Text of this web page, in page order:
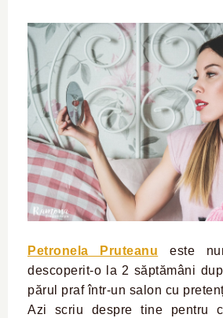
Petronela Pruteanu este
descoperit-o la 2 săptămâni
părul praf într-un salon cu
Azi scriu despre tine pentru